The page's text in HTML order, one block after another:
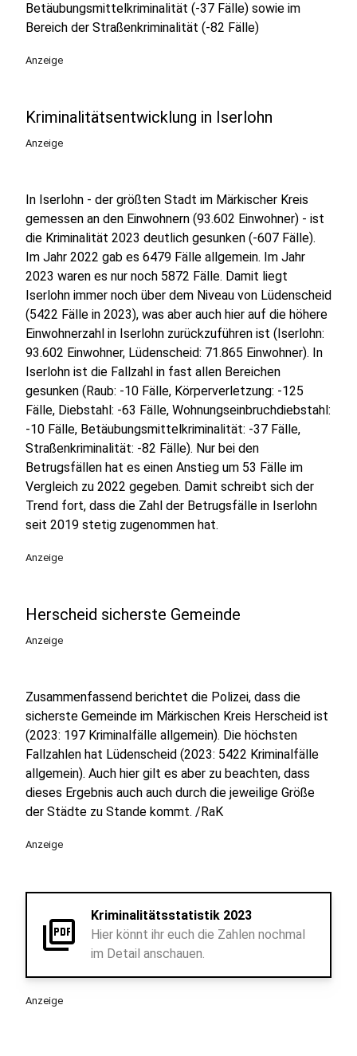
Betäubungsmittelkriminalität (-37 Fälle) sowie im
Bereich der Straßenkriminalität (-82 Fälle)
Anzeige
Kriminalitätsentwicklung in Iserlohn
Anzeige
In Iserlohn - der größten Stadt im Märkischer Kreis
gemessen an den Einwohnern (93.602 Einwohner) - ist
die Kriminalität 2023 deutlich gesunken (-607 Fälle).
Im Jahr 2022 gab es 6479 Fälle allgemein. Im Jahr
2023 waren es nur noch 5872 Fälle. Damit liegt
Iserlohn immer noch über dem Niveau von Lüdenscheid
(5422 Fälle in 2023), was aber auch hier auf die höhere
Einwohnerzahl in Iserlohn zurückzuführen ist (Iserlohn:
93.602 Einwohner, Lüdenscheid: 71.865 Einwohner). In
Iserlohn ist die Fallzahl in fast allen Bereichen
gesunken (Raub: -10 Fälle, Körperverletzung: -125
Fälle, Diebstahl: -63 Fälle, Wohnungseinbruchdiebstahl:
-10 Fälle, Betäubungsmittelkriminalität: -37 Fälle,
Straßenkriminalität: -82 Fälle). Nur bei den
Betrugsfällen hat es einen Anstieg um 53 Fälle im
Vergleich zu 2022 gegeben. Damit schreibt sich der
Trend fort, dass die Zahl der Betrugsfälle in Iserlohn
seit 2019 stetig zugenommen hat.
Anzeige
Herscheid sicherste Gemeinde
Anzeige
Zusammenfassend berichtet die Polizei, dass die
sicherste Gemeinde im Märkischen Kreis Herscheid ist
(2023: 197 Kriminalfälle allgemein). Die höchsten
Fallzahlen hat Lüdenscheid (2023: 5422 Kriminalfälle
allgemein). Auch hier gilt es aber zu beachten, dass
dieses Ergebnis auch auch durch die jeweilige Größe
der Städte zu Stande kommt. /RaK
Anzeige
picture_as_pdf
Kriminalitätsstatistik 2023
Hier könnt ihr euch die Zahlen nochmal
im Detail anschauen.
Anzeige